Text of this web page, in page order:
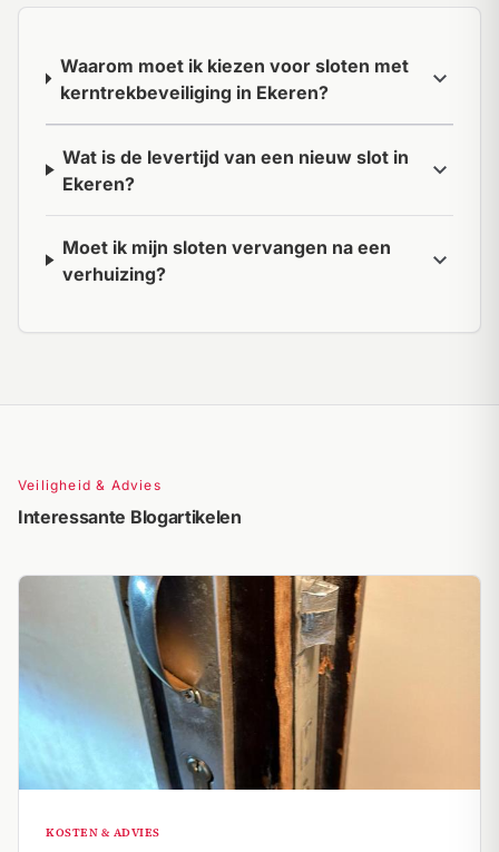
Waarom moet ik kiezen voor sloten met
kerntrekbeveiliging in Ekeren?
expand_more
Wat is de levertijd van een nieuw slot in
Ekeren?
expand_more
Moet ik mijn sloten vervangen na een
verhuizing?
expand_more
Veiligheid & Advies
Interessante Blogartikelen
KOSTEN & ADVIES